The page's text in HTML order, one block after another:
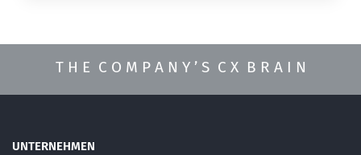
T H E C O M P A N Y ’ S C X B R A I N
UNTERNEHMEN